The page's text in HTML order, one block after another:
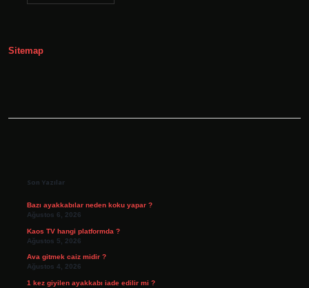
Sitemap
Son Yazılar
Bazı ayakkabılar neden koku yapar ?
Ağustos 6, 2026
Kaos TV hangi platformda ?
Ağustos 5, 2026
Ava gitmek caiz midir ?
Ağustos 4, 2026
1 kez giyilen ayakkabı iade edilir mi ?